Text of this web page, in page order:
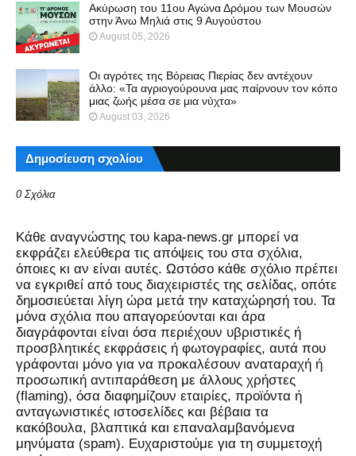
Ακύρωση του 11ου Αγώνα Δρόμου των Μουσών
στην Άνω Μηλιά στις 9 Αυγούστου
August 05, 2026
Οι αγρότες της Βόρειας Πιερίας δεν αντέχουν
άλλο: «Τα αγριογούρουνα μας παίρνουν τον κόπο
μιας ζωής μέσα σε μια νύχτα»
August 03, 2026
Δημοσίευση σχολίου
0 Σχόλια
Kάθε αναγνώστης του kapa-news.gr μπορεί να
εκφράζει ελεύθερα τις απόψεις του στα σχόλια,
όποιες κι αν είναι αυτές. Ωστόσο κάθε σχόλιο πρέπει
να εγκριθεί από τους διαχειριστές της σελίδας, οπότε
δημοσιεύεται λίγη ώρα μετά την καταχώρησή του. Τα
μόνα σχόλια που απαγορεύονται και άρα
διαγράφονται είναι όσα περιέχουν υβριστικές ή
προσβλητικές εκφράσεις ή φωτογραφίες, αυτά που
γράφονται μόνο για να προκαλέσουν αναταραχή ή
προσωπική αντιπαράθεση με άλλους χρήστες
(flaming), όσα διαφημίζουν εταιρίες, προϊόντα ή
ανταγωνιστικές ιστοσελίδες και βέβαια τα
κακόβουλα, βλαπτικά και επαναλαμβανόμενα
μηνύματα (spam). Ευχαριστούμε για τη συμμετοχή